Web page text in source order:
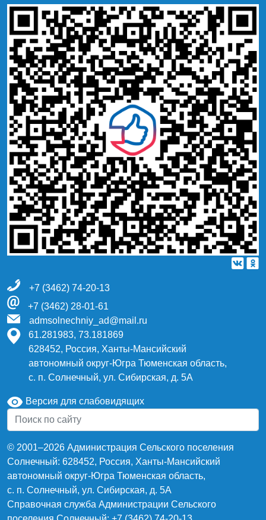
+7 (3462) 74-20-13
+7 (3462) 28-01-61
admsolnechniy_ad@mail.ru
61.281983, 73.181869
628452, Россия, Ханты-Мансийский
автономный округ-Югра Тюменская область,
с. п. Солнечный, ул. Сибирская, д. 5А
Версия для слабовидящих
© 2001–2026 Администрация Сельского поселения
Солнечный: 628452, Россия, Ханты-Мансийский
автономный округ-Югра Тюменская область,
с. п. Солнечный, ул. Сибирская, д. 5А
Справочная служба Администрации Сельского